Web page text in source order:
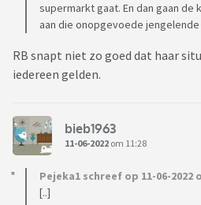
supermarkt gaat. En dan gaan
aan die onopgevoede
RB snapt niet zo goed dat haar
iedereen gelden.
bieb1963
11-06-2022 om 11:28
Pejeka1 schreef op 11-06-2022
[..]